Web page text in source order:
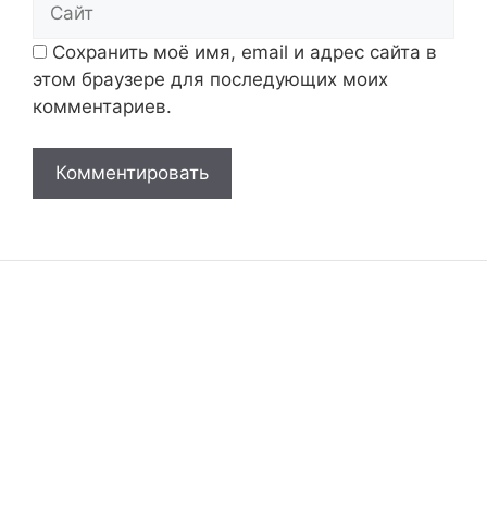
Сохранить моё имя, email и адрес сайта в
этом браузере для последующих моих
комментариев.